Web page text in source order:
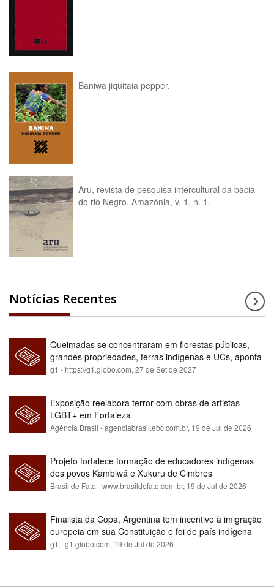
Baniwa jiquitaia pepper.
Aru, revista de pesquisa intercultural da bacia
do rio Negro, Amazônia, v. 1, n. 1.
Notícias Recentes
Queimadas se concentraram em florestas públicas,
grandes propriedades, terras indígenas e UCs, aponta
relatório
g1 - https://g1.globo.com, 27 de Set de 2027
Exposição reelabora terror com obras de artistas
LGBT+ em Fortaleza
Agência Brasil - agenciabrasil.ebc.com.br, 19 de Jul de 2026
Projeto fortalece formação de educadores indígenas
dos povos Kambiwá e Xukuru de Cimbres
Brasil de Fato - www.brasildefato.com.br, 19 de Jul de 2026
Finalista da Copa, Argentina tem incentivo à imigração
europeia em sua Constituição e foi de país indígena
para maioria branca
g1 - g1.globo.com, 19 de Jul de 2026